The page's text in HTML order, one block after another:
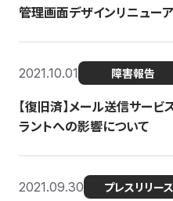
管理画面デザインリニュー
2021.10.01 障害報告
【復旧済】メール送信サー
ラントへの影響について
2021.09.30 プレスリリース